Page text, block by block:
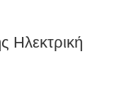
Ηλεκτρική